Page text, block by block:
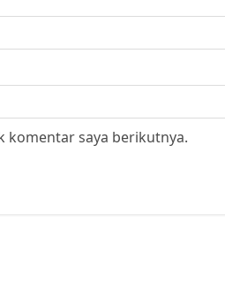
komentar saya berikutnya.